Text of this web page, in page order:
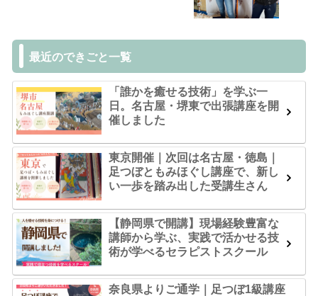
最近のできごと一覧
「誰かを癒せる技術」を学ぶ一
日。名古屋・堺東で出張講座を開
催しました
東京開催｜次回は名古屋・徳島｜
足つぼともみほぐし講座で、新し
い一歩を踏み出した受講生さん
【静岡県で開講】現場経験豊富な
講師から学ぶ、実践で活かせる技
術が学べるセラピストスクール
奈良県よりご通学｜足つぼ1級講座